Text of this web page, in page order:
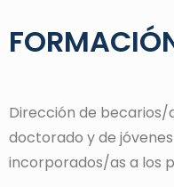
Dirección de becarios/
doctorado y de
incorporados/as a los